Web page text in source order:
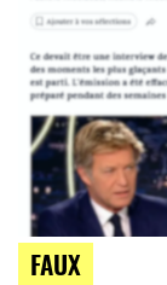
FAUX